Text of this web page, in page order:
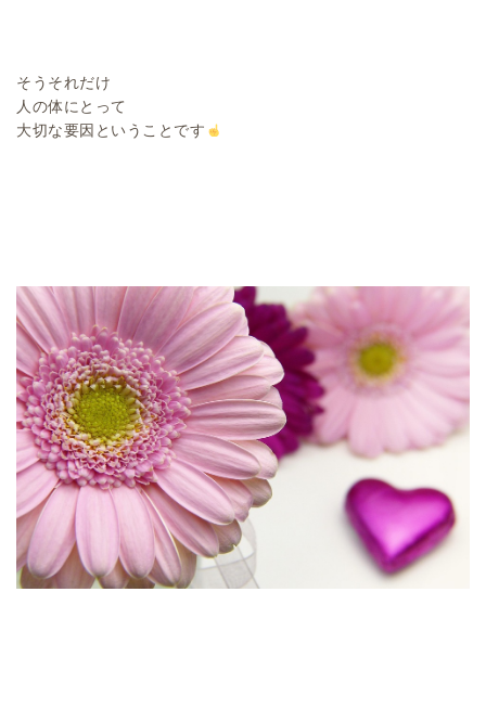
そうそれだけ
人の体にとって
大切な要因ということです